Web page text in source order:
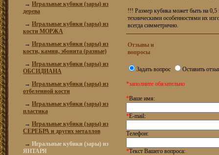
→ Игральные кубики (зары) из
дерева
→ Игральные кубики (зары) из
кости МОРЖА
→ Игральные кубики (зары) из
кости, камня, эбонита (разные)
→ Игральные кубики (зары) из
ОБСИДИАНА
→ Игральные кубики (зары) из
отбеленной кости
→ Игральные кубики (зары) из
пластика
→ Игральные кубики (зары) из
СЕРЕБРА и других металлов
→ Игральные кубики (зары) из
ЯНТАРЯ
!!! Размер кубика может быть на 0,5
техническими особенностями их
всегда симметрично.
Отзывы и
вопросы
Задать вопрос Оставить
*заполните обязательно
*Ваше имя:
*E-mail:
Телефон:
*Текст Вашего вопроса: